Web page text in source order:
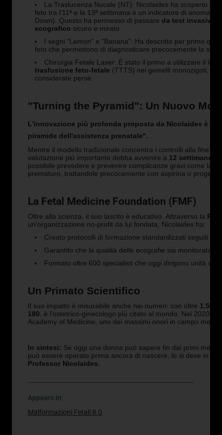
La Traslucenza Nucale (NT): Nicolaides ha scoperto
feto tra l'11ª e la 13ª settimana è un indicatore di
Down). Questo ha permesso di passare da test invasivi
ecografico sicuro e mirato.
I segni "Lemon" e "Banana": Ha descritto per primo
feto che permettono di diagnosticare precocemente la
Chirurgia Fetale Laser: È stato il primo a utilizzare il
trasfusione feto-fetale (TTTS) nei gemelli monozigoti,
considerate perse.
"Turning the Pyramid": Un Nuovo
L'innovazione più profonda proposta da Nicolaides è il
piramide dell'assistenza prenatale".
Mentre il modello tradizionale concentra i controlli alla fine
valutazione più importante debba avvenire a 12 settimane
possibile prevedere e prevenire complicanze gravi come la
prematuro, trattandole precocemente con aspirina o
La Fetal Medicine Foundation (FMF)
Oltre alla scienza, il suo lascito è educativo. Attraverso la
un'organizzazione no-profit da lui fondata, Nicolaides ha:
Creato protocolli di formazione standardizzati seguiti da
Garantito che la qualità delle ecografie sia monitorata a
Formato oltre 600 specialisti che oggi dirigono unità di
Un Primato Scientifico
Il suo impatto è misurabile anche nei numeri: con oltre 1.500
180 , è l'ostetrico-ginecologo più citato al mondo. Nel 2020 è
Academy of Medicine, uno dei massimi onori in campo
In sintesi: Se oggi una donna può sapere fin dai primi mesi
può essere operato prima ancora di nascere, lo si deve in
Professor Nicolaides.
Appears in:
Malformazioni Fetali 8.0